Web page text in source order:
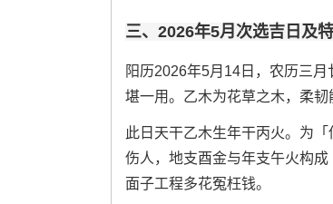
三、2026年5月次选吉日及
阳历2026年5月14日，农历三
堪一用。乙木为花草之木，柔韧
此日天干乙木生年干丙火。为
伤人，地支酉金与年支午火构
面子工程多花冤枉钱。